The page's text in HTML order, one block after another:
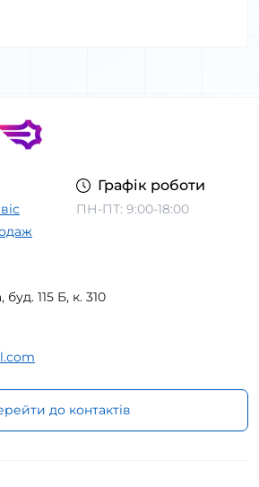
Графік роботи
ПН-ПТ: 9:00-18:00
115 Б, к. 310
до контактів